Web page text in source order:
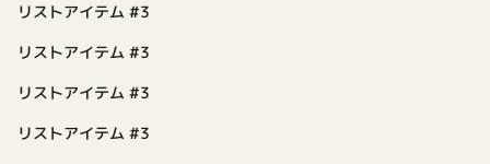
リストアイテム #3
リストアイテム #3
リストアイテム #3
リストアイテム #3